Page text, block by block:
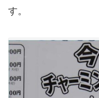
す。